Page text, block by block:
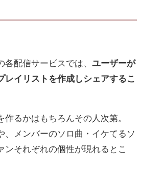
配信サービスでは、 ユーザーが
レイリストを作成しシェアするこ
作るかはもちろんその人次第。
、メンバーのソロ曲・イケてるソ
ンそれぞれの個性が現れるとこ